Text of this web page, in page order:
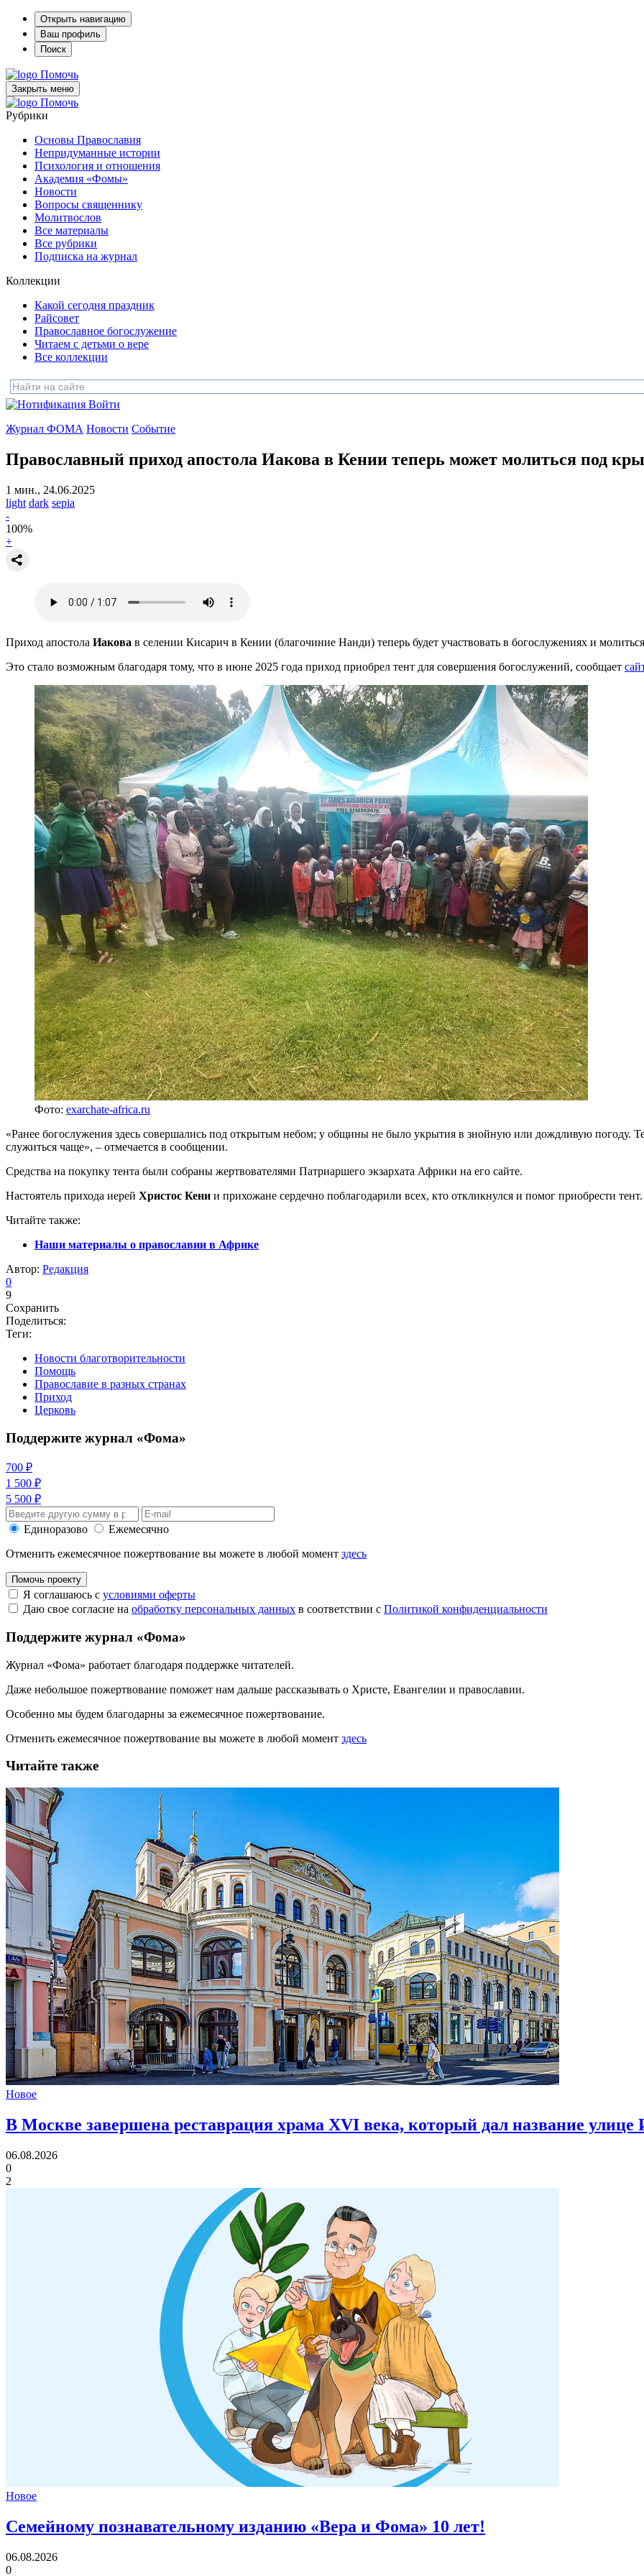
Открыть навигацию
Ваш профиль
Поиск
Помочь
Закрыть меню
Помочь
Рубрики
Основы Православия
Непридуманные истории
Психология и отношения
Академия «Фомы»
Новости
Вопросы священнику
Молитвослов
Все материалы
Все рубрики
Подписка на журнал
Коллекции
Какой сегодня праздник
Райсовет
Православное богослужение
Читаем с детьми о вере
Все коллекции
Войти
Журнал ФОМА Новости Событие
Православный приход апостола Иакова в Кении теперь может молиться под
1 мин., 24.06.2025
light dark sepia
-
100%
+
Приход апостола Иакова в селении Кисарич в Кении (благочиние Нанди) теперь будет участвовать в богослужениях и
Это стало возможным благодаря тому, что в июне 2025 года приход приобрел тент для совершения богослужений, сообщает
Фото: exarchate-africa.ru
«Ранее богослужения здесь совершались под открытым небом; у общины не было укрытия в знойную или дождливую погоду.
служиться чаще», – отмечается в сообщении.
Средства на покупку тента были собраны жертвователями Патриаршего экзархата Африки на его сайте.
Настоятель прихода иерей Христос Кени и прихожане сердечно поблагодарили всех, кто откликнулся и помог приобрести тент.
Читайте также:
Наши материалы о православии в Африке
Автор: Редакция
0
9
Сохранить
Поделиться:
Теги:
Новости благотворительности
Помощь
Православие в разных странах
Приход
Церковь
Поддержите журнал «Фома»
700 ₽
1 500 ₽
5 500 ₽
Единоразово
Ежемесячно
Отменить ежемесячное пожертвование вы можете в любой момент здесь
Помочь проекту
Я соглашаюсь с условиями оферты
Даю свое согласие на обработку персональных данных в соответствии с Политикой конфиденциальности
Поддержите журнал «Фома»
Журнал «Фома» работает благодаря поддержке читателей.
Даже небольшое пожертвование поможет нам дальше рассказывать о Христе, Евангелии и православии.
Особенно мы будем благодарны за ежемесячное пожертвование.
Отменить ежемесячное пожертвование вы можете в любой момент здесь
Читайте также
Новое
В Москве завершена реставрация храма XVI века, который дал название улице
06.08.2026
0
2
Новое
Семейному познавательному изданию «Вера и Фома» 10 лет!
06.08.2026
0